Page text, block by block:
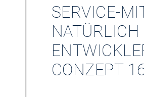
SERVICE-
CONZEPT